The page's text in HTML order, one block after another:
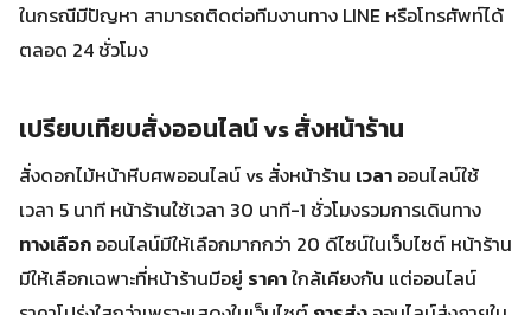
ในกรณีมีปัญหา สามารถติดต่อทีมงานทาง LINE หรือโทรศัพท์ได้
ตลอด 24 ชั่วโมง
เปรียบเทียบสั่งออนไลน์ vs สั่งหน้าร้าน
สั่งดอกไม้หน้าหีบศพออนไลน์ vs สั่งหน้าร้าน เวลา ออนไลน์ใช้
เวลา 5 นาที หน้าร้านใช้เวลา 30 นาที-1 ชั่วโมงรวมการเดินทาง
ทางเลือก ออนไลน์มีให้เลือกมากกว่า 20 ดีไซน์ในเว็บไซต์ หน้าร้าน
มีให้เลือกเฉพาะที่หน้าร้านมีอยู่ ราคาใกล้เคียงกัน แต่ออนไลน์